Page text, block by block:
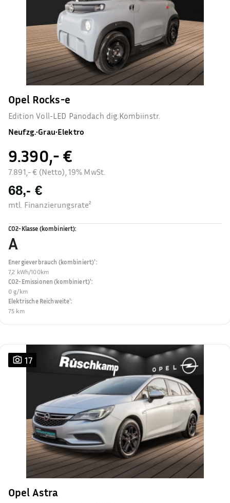
Opel Rocks-e
Edition Voll-LED Panodach dig.Kombiinstr.
Neufzg.•Grau•Elektro
9.390,- €
7.891,- € (Netto), 19% MwSt.
68,- €
mtl. Finanzierungsrate²
CO2-Klasse (kombiniert):
A
Energieverbrauch (kombiniert)¹:
7,2 kWh/100km
CO2-Emissionen (kombiniert)¹:
0 g/km
Elektrische Reichweite¹:
75 km
17
Opel Astra